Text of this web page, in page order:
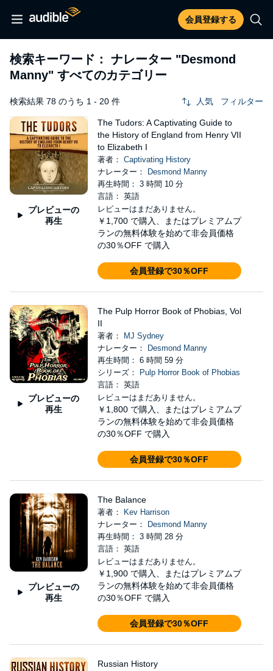
会員登録する
検索キーワード： ナレーター "Desmond
Manny" すべてのカテゴリー
検索結果 78 のうち 1 - 20 件 人気 フィルター
プレビューの
再生
The Tudors: A Captivating Guide to
the History of England from Henry VII
to Elizabeth I
著者： Captivating History
ナレーター：
Desmond Manny
再生時間： 3 時間 10 分
言語： 英語
レビューはまだありません。
￥1,700 で購入、またはプレミアムプ
ランの無料体験を始めて非会員価格
の30％OFF で購入
会員登録で30％OFF
プレビューの
再生
The Pulp Horror Book of Phobias, Vol
II
著者：
MJ Sydney
ナレーター：
Desmond Manny
再生時間： 6 時間 59 分
シリーズ：
Pulp Horror Book of Phobias
言語： 英語
レビューはまだありません。
￥1,800 で購入、またはプレミアムプ
ランの無料体験を始めて非会員価格
の30％OFF で購入
会員登録で30％OFF
プレビューの
再生
The Balance
著者：
Kev Harrison
ナレーター：
Desmond Manny
再生時間： 3 時間 28 分
言語： 英語
レビューはまだありません。
￥1,900 で購入、またはプレミアムプ
ランの無料体験を始めて非会員価格
の30％OFF で購入
会員登録で30％OFF
Russian History